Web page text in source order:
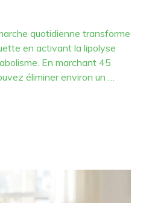
quotidienne transforme
en activant la lipolyse
En marchant 45
éliminer environ un …